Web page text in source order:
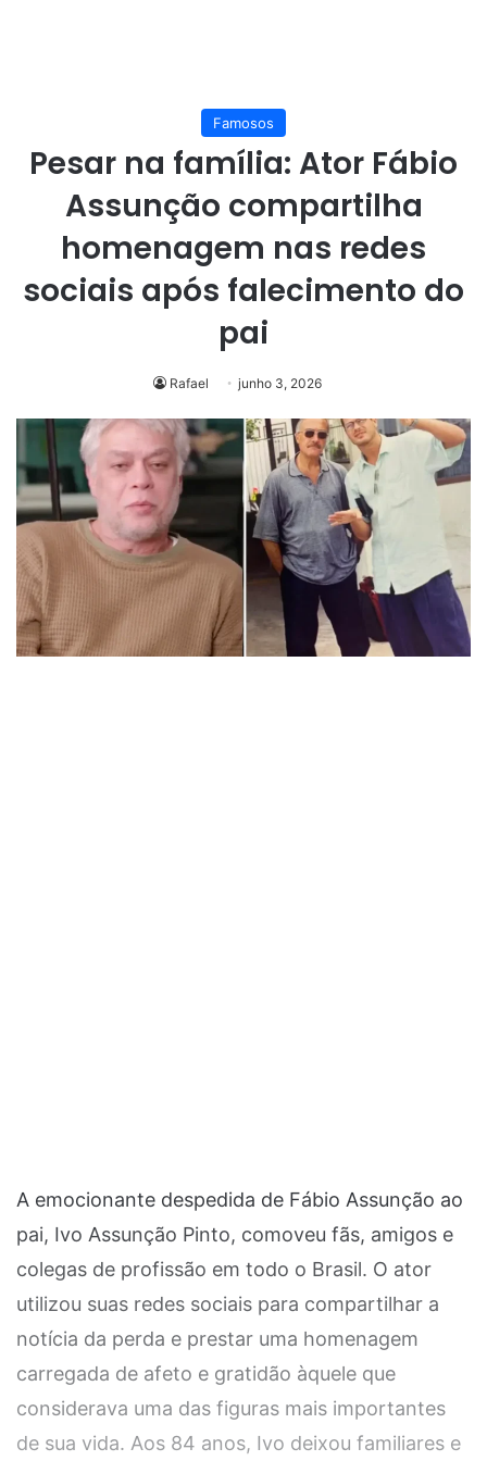
Famosos
Pesar na família: Ator Fábio
Assunção compartilha
homenagem nas redes
sociais após falecimento do
pai
Rafael junho 3, 2026
A emocionante despedida de Fábio Assunção ao
pai, Ivo Assunção Pinto, comoveu fãs, amigos e
colegas de profissão em todo o Brasil. O ator
utilizou suas redes sociais para compartilhar a
notícia da perda e prestar uma homenagem
carregada de afeto e gratidão àquele que
considerava uma das figuras mais importantes
de sua vida. Aos 84 anos, Ivo deixou familiares e